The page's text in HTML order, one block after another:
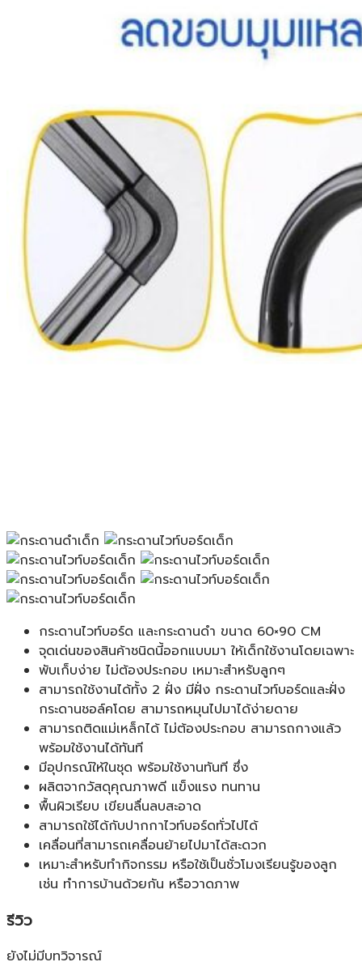
กระดานไวท์บอร์ด และกระดานดำ ขนาด 60×90 CM
จุดเด่นของสินค้าชนิดนี้ออกแบบมา ให้เด็กใช้งานโดยเฉพาะ
พับเก็บง่าย ไม่ต้องประกอบ เหมาะสำหรับลูกๆ
สามารถใช้งานได้ทั้ง 2 ฝั่ง มีฝั่ง กระดานไวท์บอร์ดและฝั่ง
กระดานชอล์คโดย สามารถหมุนไปมาได้ง่ายดาย
สามารถติดแม่เหล็กได้ ไม่ต้องประกอบ สามารถกางแล้ว
พร้อมใช้งานได้ทันที
มีอุปกรณ์ให้ในชุด พร้อมใช้งานทันที ซึ่ง
ผลิตจากวัสดุคุณภาพดี แข็งแรง ทนทาน
พื้นผิวเรียบ เขียนลื่นลบสะอาด
สามารถใช้ได้กับปากกาไวท์บอร์ดทั่วไปได้
เคลื่อนที่สามารถเคลื่อนย้ายไปมาได้สะดวก
เหมาะสำหรับทำกิจกรรม หรือใช้เป็นชั่วโมงเรียนรู้ของลูก
เช่น ทำการบ้านด้วยกัน หรือวาดภาพ
รีวิว
ยังไม่มีบทวิจารณ์